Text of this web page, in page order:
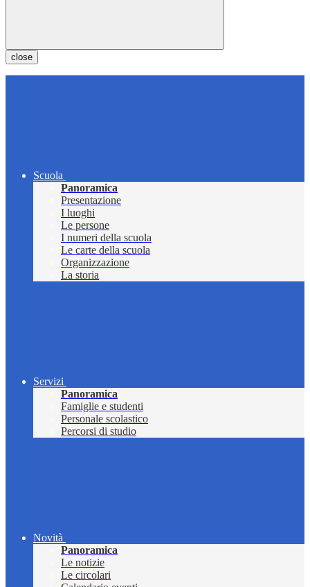
close
Scuola
Panoramica
Presentazione
I luoghi
Le persone
I numeri della scuola
Le carte della scuola
Organizzazione
La storia
Servizi
Panoramica
Famiglie e studenti
Personale scolastico
Percorsi di studio
Novità
Panoramica
Le notizie
Le circolari